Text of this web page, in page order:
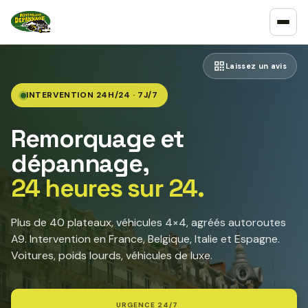
Laissez un avis
INTERVENTION 24H/24 · 7J/7
Remorquage et
dépannage,
24 heures sur 24.
Plus de 40 plateaux, véhicules 4×4, agréés autoroutes
A9. Intervention en France, Belgique, Italie et Espagne.
Voitures, poids lourds, véhicules de luxe.
URGENCE 24/7